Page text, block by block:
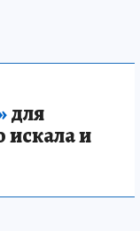
для
искала и